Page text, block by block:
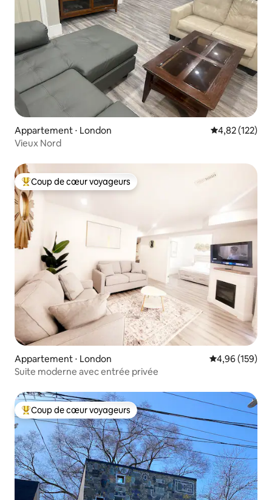
Appartement ⋅ London Évaluation
4,82 (122)
Vieux Nord
Coups de cœur voyageurs les plus appréciés
Coup de cœur voyageurs
Appartement ⋅ London Évaluation
4,96 (159)
Suite moderne avec entrée privée
Coups de cœur voyageurs les plus appréciés
Coup de cœur voyageurs